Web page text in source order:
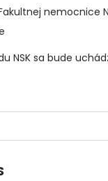
nemocnice
NSK sa bude